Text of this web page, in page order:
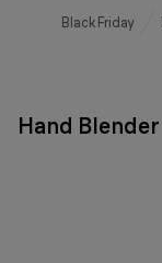
Black Friday
Hand Blender